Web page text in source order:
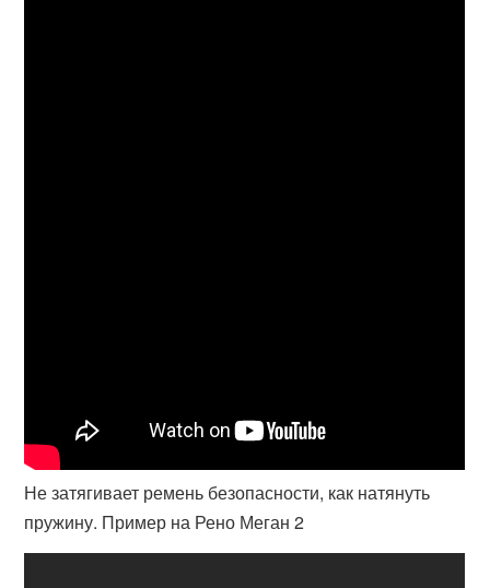
Не затягивает ремень безопасности, как натянуть
пружину. Пример на Рено Меган 2